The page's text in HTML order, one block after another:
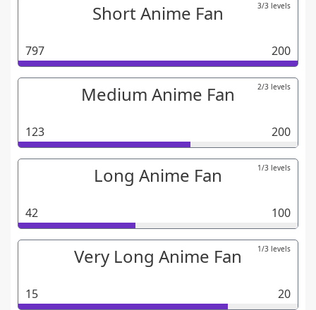
Short Anime Fan 3/3 levels
797 200
Medium Anime Fan 2/3 levels
123 200
Long Anime Fan 1/3 levels
42 100
Very Long Anime Fan 1/3 levels
15 20